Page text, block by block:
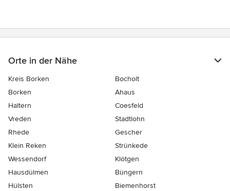
Orte in der Nähe
Kreis Borken
Bocholt
Borken
Ahaus
Haltern
Coesfeld
Vreden
Stadtlohn
Rhede
Gescher
Klein Reken
Strünkede
Wessendorf
Klötgen
Hausdülmen
Büngern
Hülsten
Biemenhorst